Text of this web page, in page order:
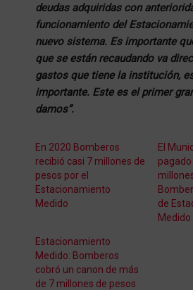
deudas adquiridas con
funcionamiento del
nuevo sistema. Es importante
que se están recaudando va
gastos que tiene la institución,
importante. Este es el primer
damos”.
En 2020 Bomberos
recibió casi 7 millones de
pesos por el
Estacionamiento
Medido
El
pagado
de
Medido
Estacionamiento
Medido: Bomberos
cobró un canon de más
de 7 millones de pesos